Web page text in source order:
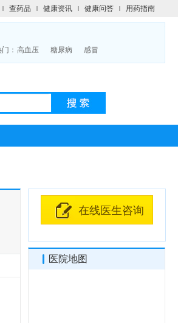
查药品 健康资讯 健康问答 用药指南
： 高血压 糖尿病 感冒
在线医生咨询
医院地图